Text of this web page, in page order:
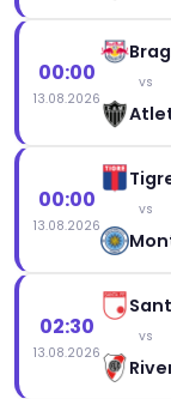
00:00
13.08.2026
vs
00:00
13.08.2026
vs
02:30
13.08.2026
vs